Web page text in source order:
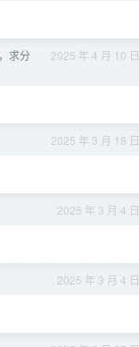
2025 年 4 月 10 日
求分
2025 年 3 月 18 日
2025 年 3 月 4 日
2025 年 3 月 4 日